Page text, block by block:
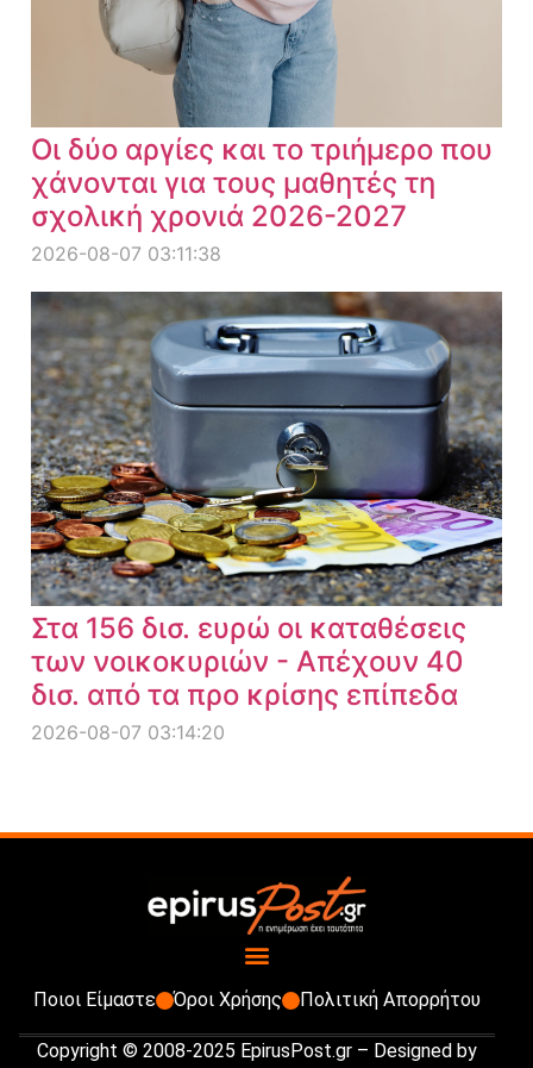
Οι δύο αργίες και το τριήμερο που
χάνονται για τους μαθητές τη
σχολική χρονιά 2026-2027
2026-08-07 03:11:38
Στα 156 δισ. ευρώ οι καταθέσεις
των νοικοκυριών - Απέχουν 40
δισ. από τα προ κρίσης επίπεδα
2026-08-07 03:14:20
Ποιοι Είμαστε Όροι Χρήσης Πολιτική Απορρήτου
Copyright © 2008-2025 EpirusPost.gr – Designed by